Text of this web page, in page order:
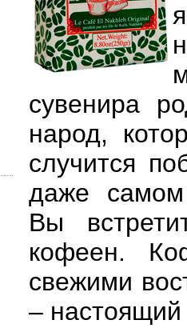
сувенира
народ,
случится
даже
Вы
кофеен.
свежими
–